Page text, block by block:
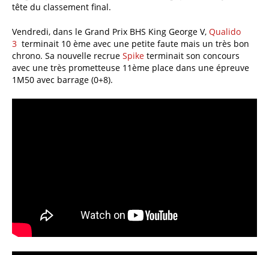
tête du classement final.
Vendredi, dans le Grand Prix BHS King George V, Qualido
3 terminait 10 ème avec une petite faute mais un très bon
chrono. Sa nouvelle recrue Spike terminait son concours
avec une très prometteuse 11ème place dans une épreuve
1M50 avec barrage (0+8).